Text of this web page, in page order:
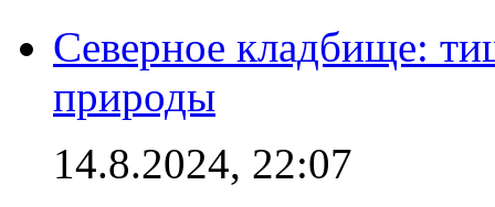
Северное кладбище:
природы
14.8.2024, 22:07